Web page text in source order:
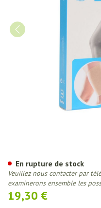
19,30 €
En rupture de stock
Veuillez nous contacter par
examinerons ensemble les